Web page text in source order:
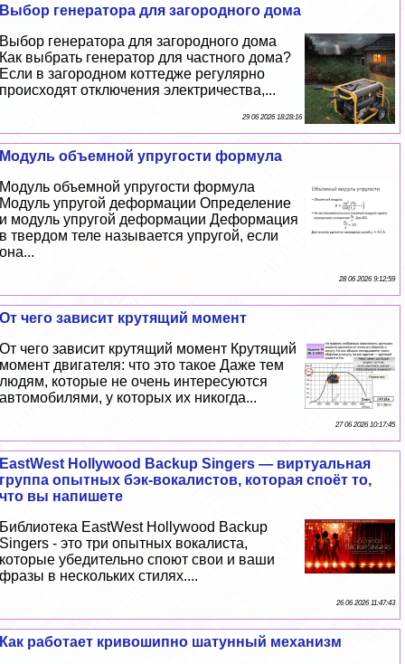
Выбор генератора для загородного дома
Выбор генератора для загородного дома
Как выбрать генератор для частного дома?
Если в загородном коттедже регулярно
происходят отключения электричества,...
29 06 2026 18:28:16
Модуль объемной упругости формула
Модуль объемной упругости формула
Модуль упругой деформации Определение
и модуль упругой деформации Деформация
в твердом теле называется упругой, если
она...
28 06 2026 9:12:59
От чего зависит крутящий момент
От чего зависит крутящий момент Крутящий
момент двигателя: что это такое Даже тем
людям, которые не очень интересуются
автомобилями, у которых их никогда...
27 06 2026 10:17:45
EastWest Hollywood Backup Singers — виртуальная
группа опытных бэк-вокалистов, которая споёт то,
что вы напишете
Библиотека EastWest Hollywood Backup
Singers - это три опытных вокалиста,
которые убедительно споют свои и ваши
фразы в нескольких стилях....
26 06 2026 11:47:43
Как работает кривошипно шатунный механизм